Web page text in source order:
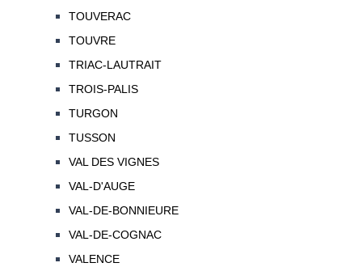
TOUVERAC
TOUVRE
TRIAC-LAUTRAIT
TROIS-PALIS
TURGON
TUSSON
VAL DES VIGNES
VAL-D'AUGE
VAL-DE-BONNIEURE
VAL-DE-COGNAC
VALENCE